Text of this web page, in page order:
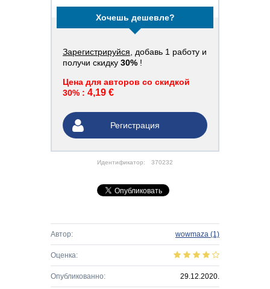
Хочешь дешевле?
Зарегистрируйся , добавь 1 работу и
получи скидку 30% !
Цена для авторов со скидкой
30% : 4,19 €
Регистрация
Идентификатор: 370232
Автор: wowmaza (1)
Оценка:
Опубликованно: 29.12.2020.